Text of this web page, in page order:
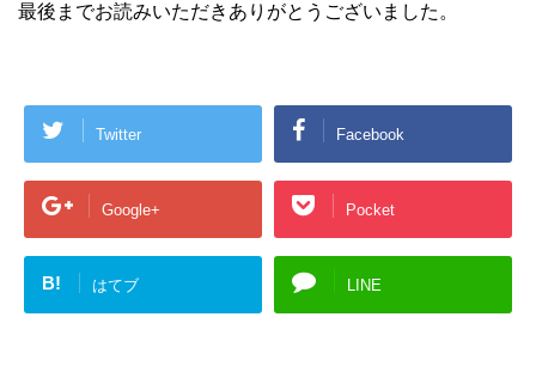
最後までお読みいただきありがとうございました。
Twitter Facebook
Google+ Pocket
B! はてブ LINE